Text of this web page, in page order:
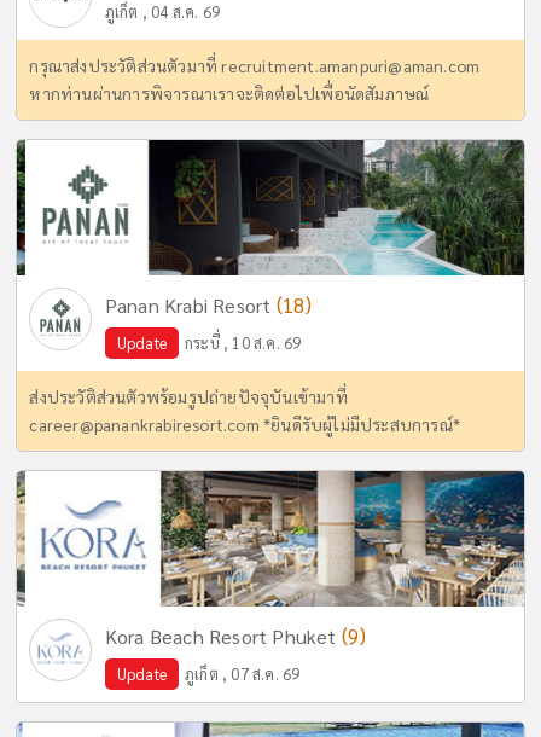
ภูเก็ต , 04 ส.ค. 69
กรุณาส่งประวัติส่วนตัวมาที่recruitment.amanpuri@aman.com
หากท่านผ่านการพิจารณาเราจะติดต่อไปเพื่อนัดสัมภาษณ์
Panan Krabi Resort (18)
Update กระบี่ , 10 ส.ค. 69
ส่งประวัติส่วนตัวพร้อมรูปถ่ายปัจจุบันเข้ามาที่
career@panankrabiresort.com *ยินดีรับผู้ไม่มีประสบการณ์*
Kora Beach Resort Phuket (9)
Update ภูเก็ต , 07 ส.ค. 69